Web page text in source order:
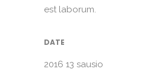
est laborum.
DATE
2016 13 sausio